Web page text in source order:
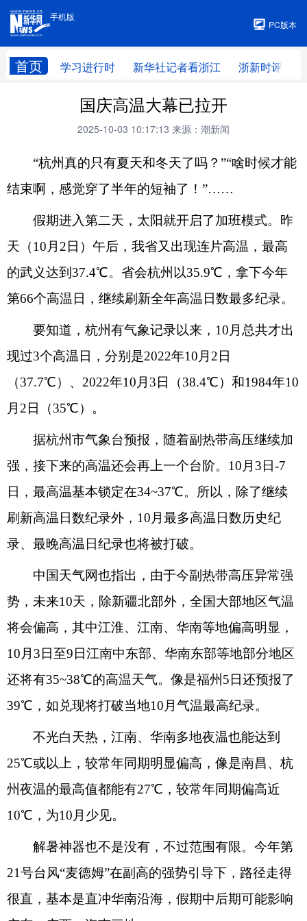
手机版
PC版本
首页 学习进行时 新华社记者看浙江 浙新时评
手机版
国庆高温大幕已拉开
2025-10-03 10:17:13 来源：潮新闻
“杭州真的只有夏天和冬天了吗？”“啥时候才能
结束啊，感觉穿了半年的短袖了！”……
假期进入第二天，太阳就开启了加班模式。昨
天（10月2日）午后，我省又出现连片高温，最高
的武义达到37.4℃。省会杭州以35.9℃，拿下今年
第66个高温日，继续刷新全年高温日数最多纪录。
要知道，杭州有气象记录以来，10月总共才出
现过3个高温日，分别是2022年10月2日
（37.7℃）、2022年10月3日（38.4℃）和1984年10
月2日（35℃）。
据杭州市气象台预报，随着副热带高压继续加
强，接下来的高温还会再上一个台阶。10月3日-7
日，最高温基本锁定在34~37℃。所以，除了继续
刷新高温日数纪录外，10月最多高温日数历史纪
录、最晚高温日纪录也将被打破。
中国天气网也指出，由于今副热带高压异常强
势，未来10天，除新疆北部外，全国大部地区气温
将会偏高，其中江淮、江南、华南等地偏高明显，
10月3日至9日江南中东部、华南东部等地部分地区
还将有35~38℃的高温天气。像是福州5日还预报了
39℃，如兑现将打破当地10月气温最高纪录。
不光白天热，江南、华南多地夜温也能达到
25℃或以上，较常年同期明显偏高，像是南昌、杭
州夜温的最高值都能有27℃，较常年同期偏高近
10℃，为10月少见。
解暑神器也不是没有，不过范围有限。今年第
21号台风“麦德姆”在副高的强势引导下，路径走得
很直，基本是直冲华南沿海，假期中后期可能影响